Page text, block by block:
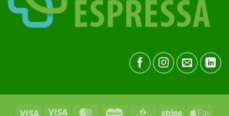
Visa Visa MasterCardMaestro CartaSi Stripe Apple